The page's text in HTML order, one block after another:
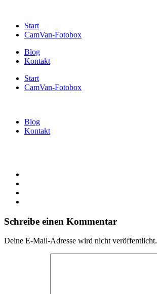
Start
CamVan-Fotobox
Blog
Kontakt
Start
CamVan-Fotobox
Blog
Kontakt
Schreibe einen Kommentar
Deine E-Mail-Adresse wird nicht veröffentlicht.